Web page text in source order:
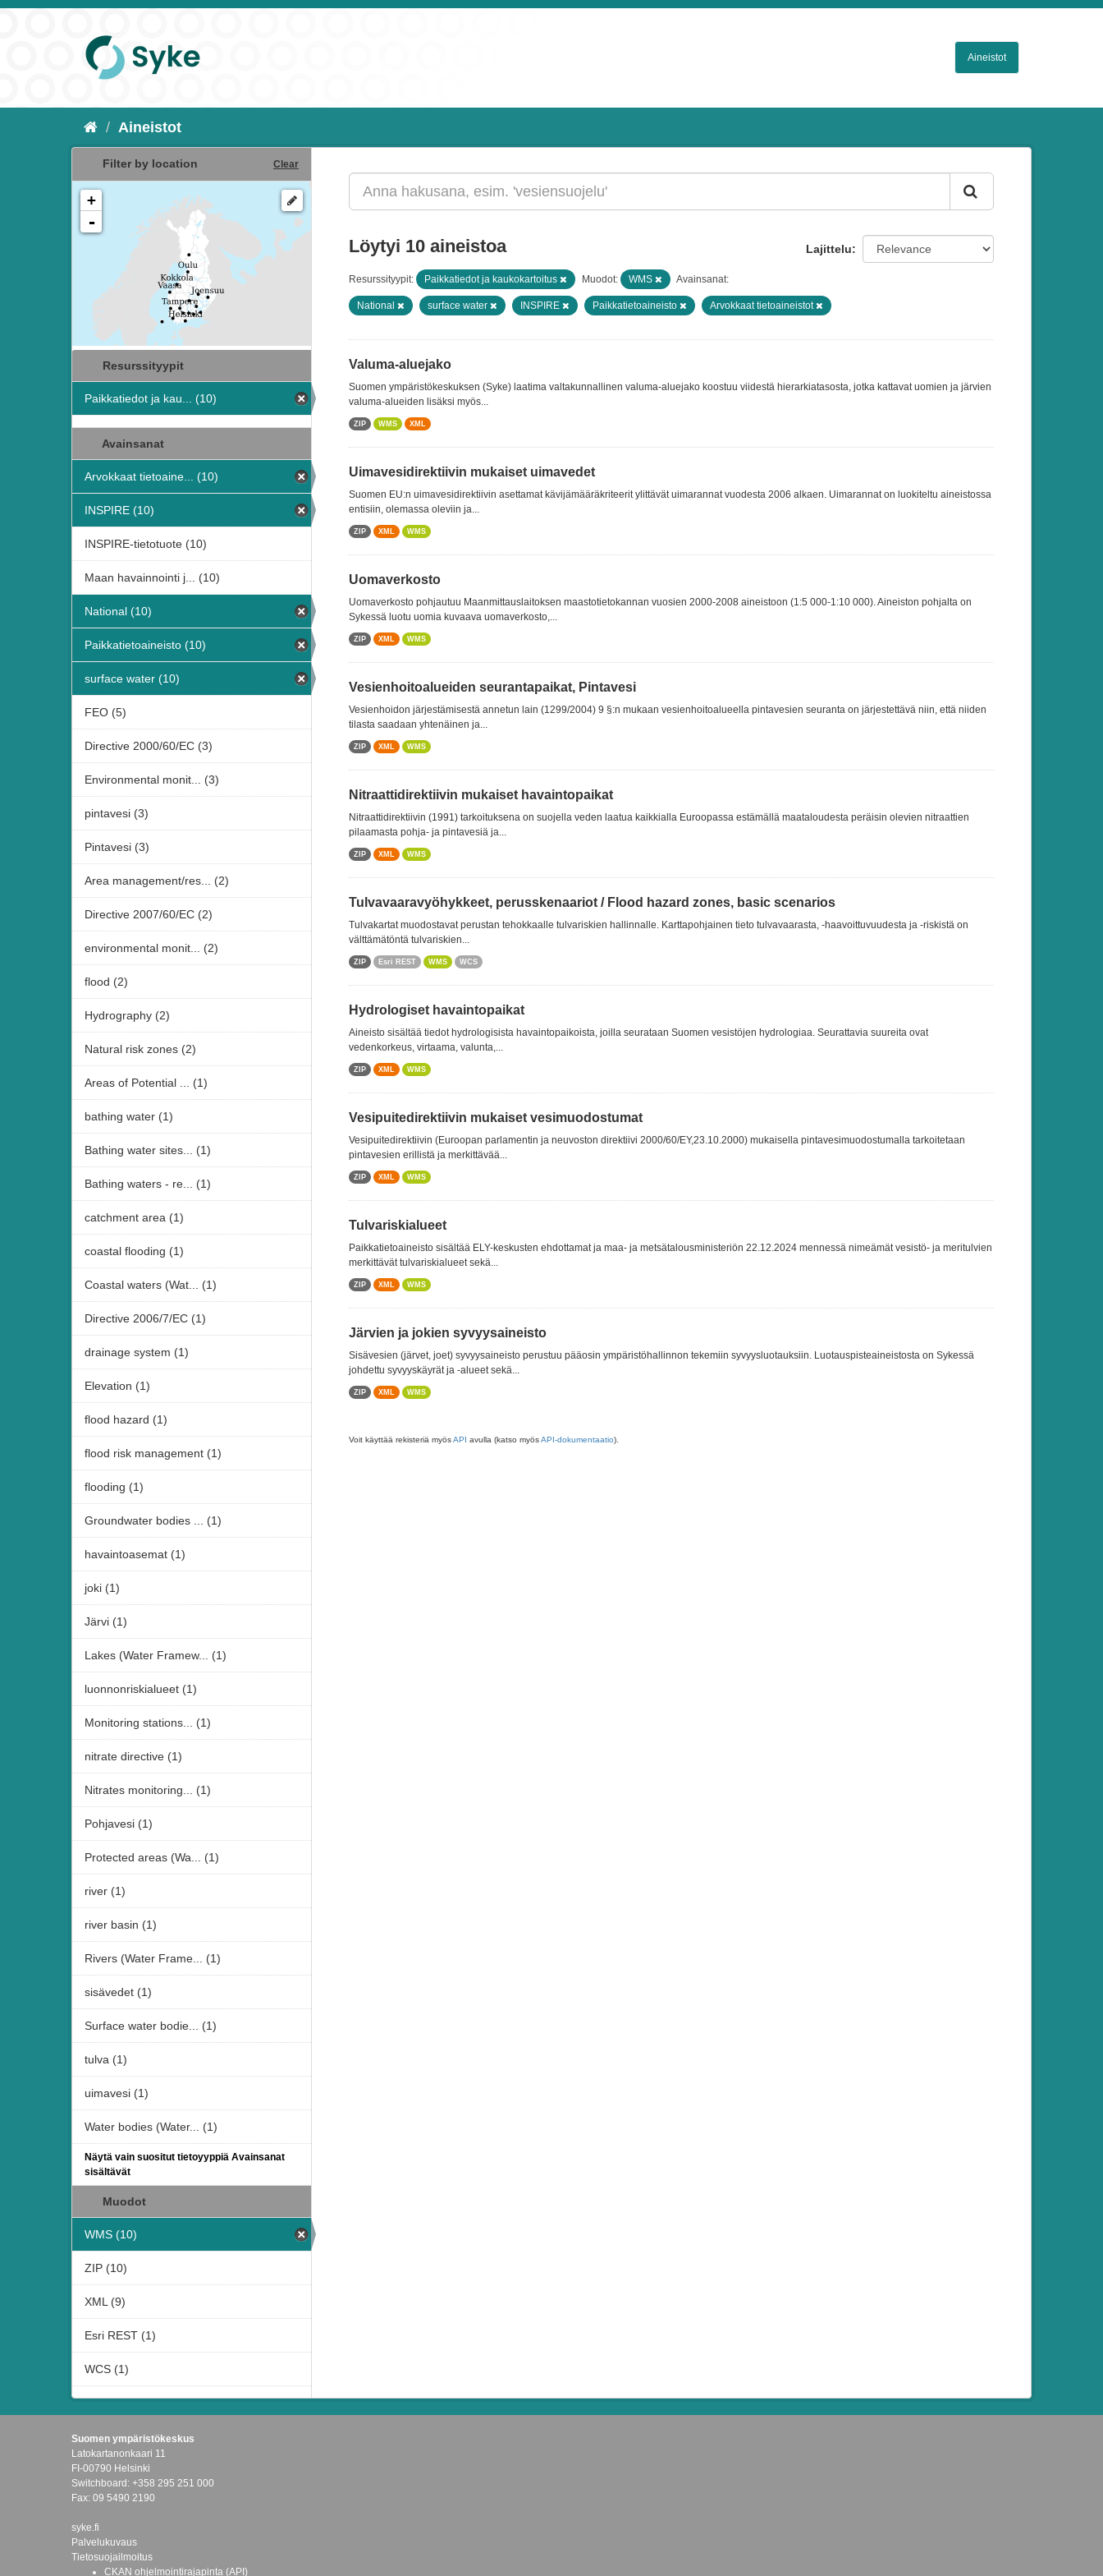
Aineistot
Aineistot
Filter by location Clear
+
-
Resurssityypit
Paikkatiedot ja kau... (10)
Avainsanat
Arvokkaat tietoaine... (10)
INSPIRE (10)
INSPIRE-tietotuote (10)
Maan havainnointi j... (10)
National (10)
Paikkatietoaineisto (10)
surface water (10)
FEO (5)
Directive 2000/60/EC (3)
Environmental monit... (3)
pintavesi (3)
Pintavesi (3)
Area management/res... (2)
Directive 2007/60/EC (2)
environmental monit... (2)
flood (2)
Hydrography (2)
Natural risk zones (2)
Areas of Potential ... (1)
bathing water (1)
Bathing water sites... (1)
Bathing waters - re... (1)
catchment area (1)
coastal flooding (1)
Coastal waters (Wat... (1)
Directive 2006/7/EC (1)
drainage system (1)
Elevation (1)
flood hazard (1)
flood risk management (1)
flooding (1)
Groundwater bodies ... (1)
havaintoasemat (1)
joki (1)
Järvi (1)
Lakes (Water Framew... (1)
luonnonriskialueet (1)
Monitoring stations... (1)
nitrate directive (1)
Nitrates monitoring... (1)
Pohjavesi (1)
Protected areas (Wa... (1)
river (1)
river basin (1)
Rivers (Water Frame... (1)
sisävedet (1)
Surface water bodie... (1)
tulva (1)
uimavesi (1)
Water bodies (Water... (1)
Näytä vain suositut tietoyyppiä Avainsanat
sisältävät
Muodot
WMS (10)
ZIP (10)
XML (9)
Esri REST (1)
WCS (1)
Lajittelu
Löytyi 10 aineistoa
Resurssityypit: Paikkatiedot ja kaukokartoitus Muodot: WMS Avainsanat:
National surface water INSPIRE Paikkatietoaineisto Arvokkaat tietoaineistot
Valuma-aluejako
Suomen ympäristökeskuksen (Syke) laatima valtakunnallinen valuma-aluejako koostuu viidestä hierarkiatasosta, jotka kattavat uomien ja järvien
valuma-alueiden lisäksi myös...
ZIP WMS XML
Uimavesidirektiivin mukaiset uimavedet
Suomen EU:n uimavesidirektiivin asettamat kävijämääräkriteerit ylittävät uimarannat vuodesta 2006 alkaen. Uimarannat on luokiteltu aineistossa
entisiin, olemassa oleviin ja...
ZIP XML WMS
Uomaverkosto
Uomaverkosto pohjautuu Maanmittauslaitoksen maastotietokannan vuosien 2000-2008 aineistoon (1:5 000-1:10 000). Aineiston pohjalta on
Sykessä luotu uomia kuvaava uomaverkosto,...
ZIP XML WMS
Vesienhoitoalueiden seurantapaikat, Pintavesi
Vesienhoidon järjestämisestä annetun lain (1299/2004) 9 §:n mukaan vesienhoitoalueella pintavesien seuranta on järjestettävä niin, että niiden
tilasta saadaan yhtenäinen ja...
ZIP XML WMS
Nitraattidirektiivin mukaiset havaintopaikat
Nitraattidirektiivin (1991) tarkoituksena on suojella veden laatua kaikkialla Euroopassa estämällä maataloudesta peräisin olevien nitraattien
pilaamasta pohja- ja pintavesiä ja...
ZIP XML WMS
Tulvavaaravyöhykkeet, perusskenaariot / Flood hazard zones, basic scenarios
Tulvakartat muodostavat perustan tehokkaalle tulvariskien hallinnalle. Karttapohjainen tieto tulvavaarasta, -haavoittuvuudesta ja -riskistä on
välttämätöntä tulvariskien...
ZIP Esri REST WMS WCS
Hydrologiset havaintopaikat
Aineisto sisältää tiedot hydrologisista havaintopaikoista, joilla seurataan Suomen vesistöjen hydrologiaa. Seurattavia suureita ovat
vedenkorkeus, virtaama, valunta,...
ZIP XML WMS
Vesipuitedirektiivin mukaiset vesimuodostumat
Vesipuitedirektiivin (Euroopan parlamentin ja neuvoston direktiivi 2000/60/EY,23.10.2000) mukaisella pintavesimuodostumalla tarkoitetaan
pintavesien erillistä ja merkittävää...
ZIP XML WMS
Tulvariskialueet
Paikkatietoaineisto sisältää ELY-keskusten ehdottamat ja maa- ja metsätalousministeriön 22.12.2024 mennessä nimeämät vesistö- ja meritulvien
merkittävät tulvariskialueet sekä...
ZIP XML WMS
Järvien ja jokien syvyysaineisto
Sisävesien (järvet, joet) syvyysaineisto perustuu pääosin ympäristöhallinnon tekemiin syvyysluotauksiin. Luotauspisteaineistosta on Sykessä
johdettu syvyyskäyrät ja -alueet sekä...
ZIP XML WMS
Voit käyttää rekisteriä myösAPI avulla (katso myösAPI-dokumentaatio).
Suomen ympäristökeskus
Latokartanonkaari 11
FI-00790 Helsinki
Switchboard: +358 295 251 000
Fax: 09 5490 2190
syke.fi
Palvelukuvaus
Tietosuojailmoitus
CKAN ohjelmointirajapinta (API)